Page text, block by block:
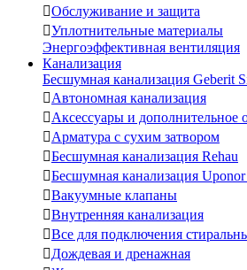
Обслуживание и защита
Уплотнительные материалы
Энергоэффективная вентиляция
Канализация
Бесшумная канализация Geberit
Автономная канализация
Аксессуары и дополнительное
Арматура с сухим затвором
Бесшумная канализация Rehau
Бесшумная канализация
Вакуумные клапаны
Внутренняя канализация
Все для подключения
Дождевая и дренажная